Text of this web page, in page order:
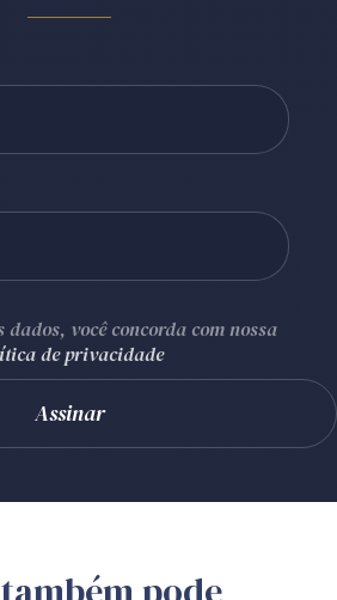
você concorda com nossa
de privacidade